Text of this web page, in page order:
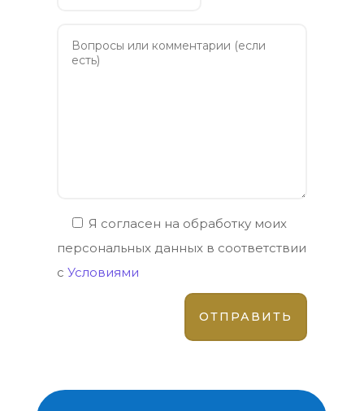
Я согласен на обработку моих
персональных данных в соответствии
с Условиями